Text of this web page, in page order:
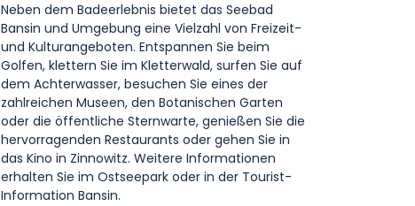
Neben dem Badeerlebnis bietet das Seebad
Bansin und Umgebung eine Vielzahl von Freizeit-
und Kulturangeboten. Entspannen Sie beim
Golfen, klettern Sie im Kletterwald, surfen Sie auf
dem Achterwasser, besuchen Sie eines der
zahlreichen Museen, den Botanischen Garten
oder die öffentliche Sternwarte, genießen Sie die
hervorragenden Restaurants oder gehen Sie in
das Kino in Zinnowitz. Weitere Informationen
erhalten Sie im Ostseepark oder in der Tourist-
Information Bansin.